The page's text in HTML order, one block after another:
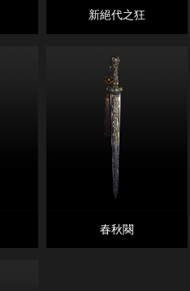
新絕代之狂
春秋闋